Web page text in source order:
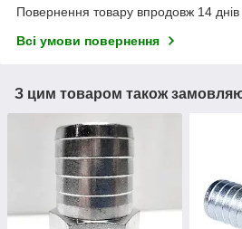
Повернення товару впродовж 14
Всі умови повернення
З цим товаром також